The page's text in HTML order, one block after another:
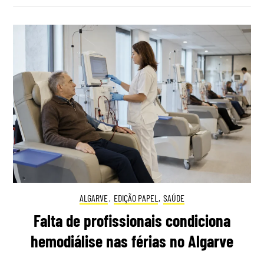
ALGARVE, EDIÇÃO PAPEL , SAÚDE
Falta de profissionais condiciona
hemodiálise nas férias no Algarve